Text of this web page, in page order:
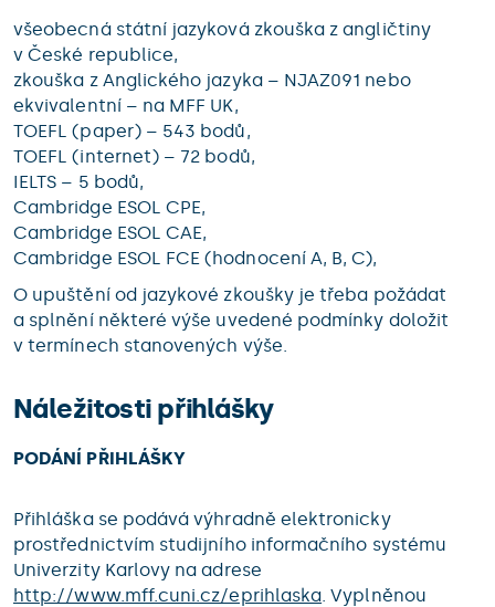
všeobecná státní jazyková zkouška z angličtiny
v České republice,
zkouška z Anglického jazyka – NJAZ091 nebo
ekvivalentní – na MFF UK,
TOEFL (paper) – 543 bodů,
TOEFL (internet) – 72 bodů,
IELTS – 5 bodů,
Cambridge ESOL CPE,
Cambridge ESOL CAE,
Cambridge ESOL FCE (hodnocení A, B, C),
O upuštění od jazykové zkoušky je třeba požádat
a splnění některé výše uvedené podmínky doložit
v termínech stanovených výše.
Náležitosti přihlášky
PODÁNÍ PŘIHLÁŠKY
Přihláška se podává výhradně elektronicky
prostřednictvím studijního informačního systému
Univerzity Karlovy na adrese
http://www.mff.cuni.cz/eprihlaska. Vyplněnou